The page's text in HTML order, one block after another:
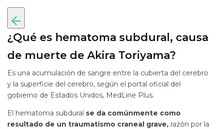
¿Qué es hematoma subdural, causa
de muerte de Akira Toriyama?
Es una acumulación de sangre entre la cubierta del cerebro
y la superficie del cerebro, según el portal oficial del
gobierno de Estados Unidos, MedLine Plus.
El hematoma subdural se da comúnmente como
resultado de un traumatismo craneal grave, razón por la